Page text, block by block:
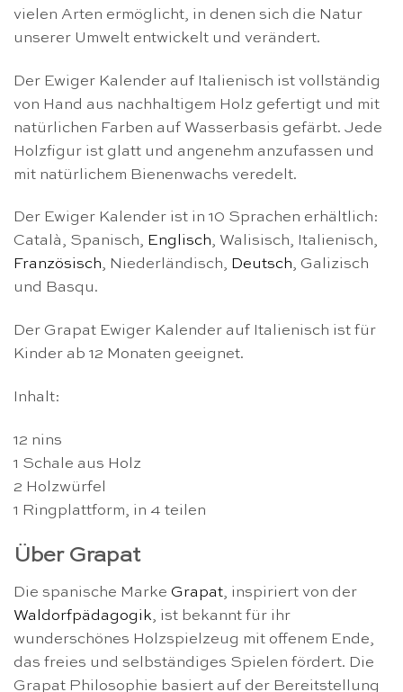
vielen Arten ermöglicht, in denen sich die Natur
unserer Umwelt entwickelt und verändert.
Der Ewiger Kalender auf Italienisch ist vollständig
von Hand aus nachhaltigem Holz gefertigt und mit
natürlichen Farben auf Wasserbasis gefärbt. Jede
Holzfigur ist glatt und angenehm anzufassen und
mit natürlichem Bienenwachs veredelt.
Der Ewiger Kalender ist in 10 Sprachen erhältlich:
Català, Spanisch, Englisch, Walisisch, Italienisch,
Französisch, Niederländisch, Deutsch, Galizisch
und Basqu.
Der Grapat Ewiger Kalender auf Italienisch ist für
Kinder ab 12 Monaten geeignet.
Inhalt:
12 nins
1 Schale aus Holz
2 Holzwürfel
1 Ringplattform, in 4 teilen
Über Grapat
Die spanische Marke Grapat, inspiriert von der
Waldorfpädagogik, ist bekannt für ihr
wunderschönes Holzspielzeug mit offenem Ende,
das freies und selbständiges Spielen fördert. Die
Grapat Philosophie basiert auf der Bereitstellung